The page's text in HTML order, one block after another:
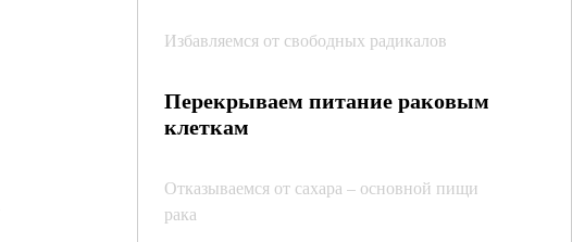
Избавляемся от свободных радикалов
Перекрываем питание раковым
клеткам
Отказываемся от сахара – основной пищи
рака